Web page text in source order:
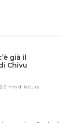
già il
Chivu
2 min di lettura